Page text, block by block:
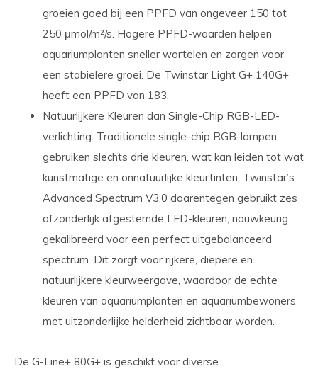
groeien goed bij een PPFD van ongeveer 150 tot
250 μmol/m²/s. Hogere PPFD-waarden helpen
aquariumplanten sneller wortelen en zorgen voor
een stabielere groei. De Twinstar Light G+ 140G+
heeft een PPFD van 183.
Natuurlijkere Kleuren dan Single-Chip RGB-LED-
verlichting. Traditionele single-chip RGB-lampen
gebruiken slechts drie kleuren, wat kan leiden tot wat
kunstmatige en onnatuurlijke kleurtinten. Twinstar’s
Advanced Spectrum V3.0 daarentegen gebruikt zes
afzonderlijk afgestemde LED-kleuren, nauwkeurig
gekalibreerd voor een perfect uitgebalanceerd
spectrum. Dit zorgt voor rijkere, diepere en
natuurlijkere kleurweergave, waardoor de echte
kleuren van aquariumplanten en aquariumbewoners
met uitzonderlijke helderheid zichtbaar worden.
De G-Line+ 80G+ is geschikt voor diverse